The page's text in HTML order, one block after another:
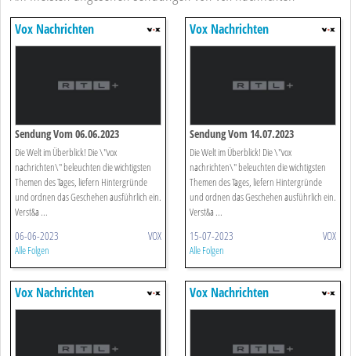
Vox Nachrichten
Sendung Vom 06.06.2023
Die Welt im Überblick! Die \"vox
nachrichten\" beleuchten die wichtigsten
Themen des Tages, liefern Hintergründe
und ordnen das Geschehen ausführlich ein.
Verst&a ...
06-06-2023 VOX
Alle Folgen
Vox Nachrichten
Sendung Vom 14.07.2023
Die Welt im Überblick! Die \"vox
nachrichten\" beleuchten die wichtigsten
Themen des Tages, liefern Hintergründe
und ordnen das Geschehen ausführlich ein.
Verst&a ...
15-07-2023 VOX
Alle Folgen
Vox Nachrichten Vox Nachrichten